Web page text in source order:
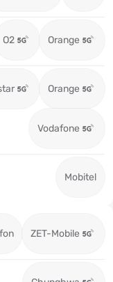
O2 Orange
Orange
Vodafone
Mobitel
ZET-Mobile